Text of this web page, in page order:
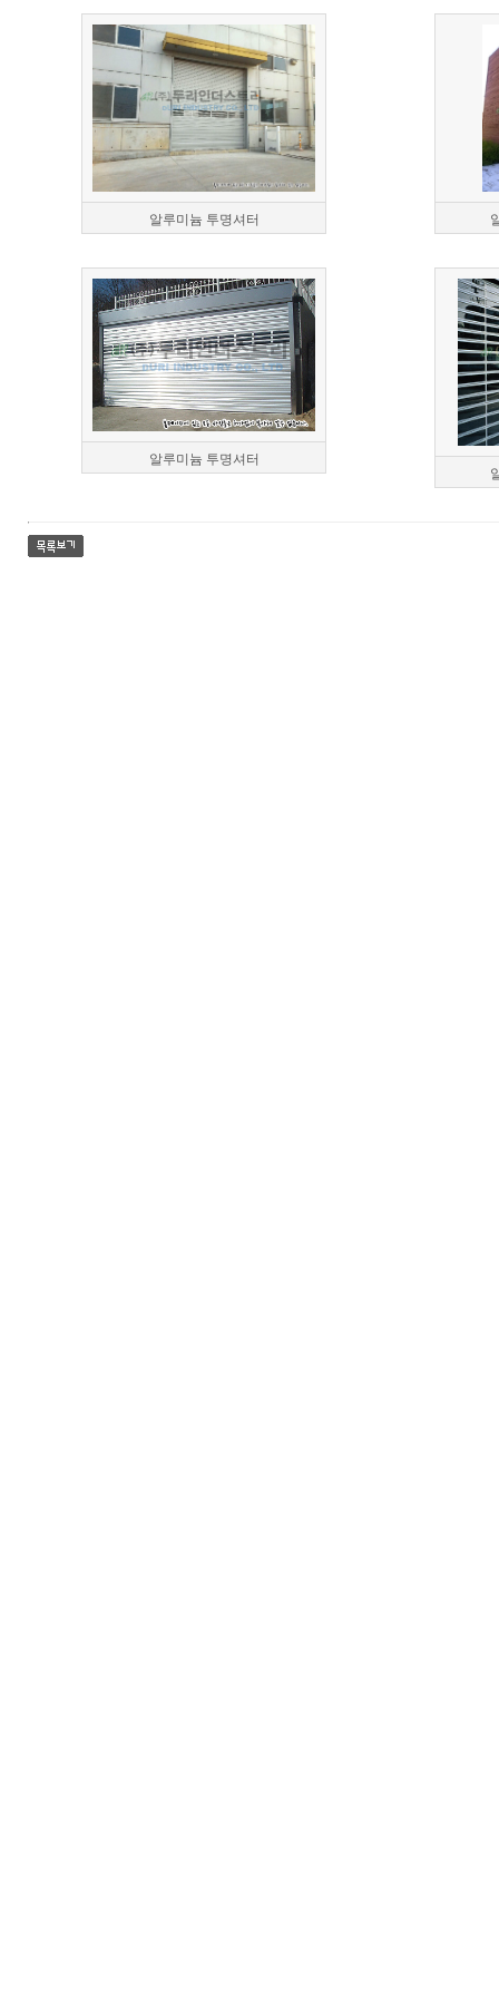
알루미늄 투명셔터
알루미늄 투명셔터